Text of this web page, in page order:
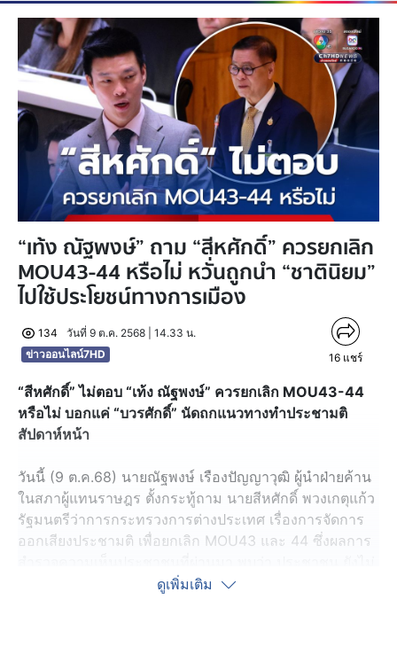
“เท้ง ณัฐพงษ์” ถาม “สีหศักดิ์” ควรยกเลิก
MOU43-44 หรือไม่ หวั่นถูกนำ “ชาตินิยม”
ไปใช้ประโยชน์ทางการเมือง
134
วันที่ 9 ต.ค. 2568 | 14.33 น.
ข่าวออนไลน์7HD
16 แชร์
“สีหศักดิ์” ไม่ตอบ “เท้ง ณัฐพงษ์” ควรยกเลิก MOU43-44
หรือไม่ บอกแค่ “บวรศักดิ์” นัดถกแนวทางทำประชามติ
สัปดาห์หน้า
วันนี้ (9 ต.ค.68) นายณัฐพงษ์ เรืองปัญญาวุฒิ ผู้นำฝ่ายค้าน
ในสภาผู้แทนราษฎร ตั้งกระทู้ถาม นายสีหศักดิ์ พวงเกตุแก้ว
รัฐมนตรีว่าการกระทรวงการต่างประเทศ เรื่องการจัดการ
ออกเสียงประชามติ เพื่อยกเลิก MOU43 และ 44 ซึ่งผลการ
ทราบรายละเอียดใน MOU และยังมีข้อกังวลในการรณรงค์
ดูเพิ่มเติม